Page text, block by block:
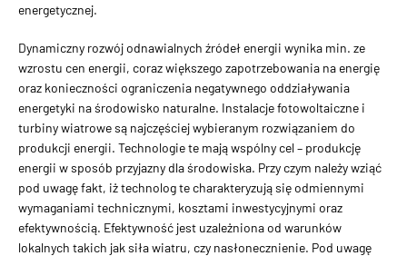
energetycznej.
Dynamiczny rozwój odnawialnych źródeł energii wynika min. ze
wzrostu cen energii, coraz większego zapotrzebowania na energię
oraz konieczności ograniczenia negatywnego oddziały­wania
energetyki na środowisko naturalne. Instalacje fotowol­taiczne i
turbiny wiatrowe są najczęściej wybieranym rozwią­zaniem do
produkcji energii. Technologie te mają wspólny cel – produkcję
energii w sposób przyjazny dla środowiska. Przy czym należy wziąć
pod uwagę fakt, iż technolog te charakteryzu­ją się odmiennymi
wymaganiami technicznymi, kosztami inwe­stycyjnymi oraz
efektywnością. Efektywność jest uzależniona od warunków
lokalnych takich jak siła wiatru, czy nasłonecznienie. Pod uwagę